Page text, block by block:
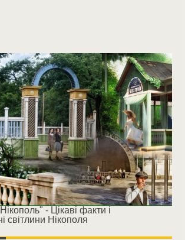
- Цікаві факти і
світлини Нікополя